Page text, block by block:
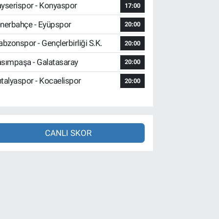
- Konyaspor 17:00
- Eyüpspor 20:00
- Gençlerbirliği S.K. 20:00
- Galatasaray 20:00
- Kocaelispor 20:00
CANLI SKOR